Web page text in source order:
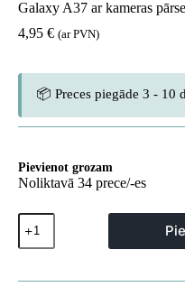
Galaxy A37 ar kameras
4,95 € (ar PVN)
📦 Preces piegāde 3 - 10
Pievienot grozam
Noliktavā 34 prece/-es
Hybrid
Armor
Camshield
maciņš